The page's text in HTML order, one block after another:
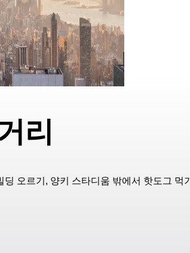
리
오르기, 양키 스타디움 밖에서 핫도그 먹기